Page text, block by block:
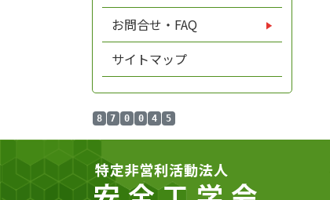
お問合せ・FAQ
サイトマップ
8 7 0 0 4 5